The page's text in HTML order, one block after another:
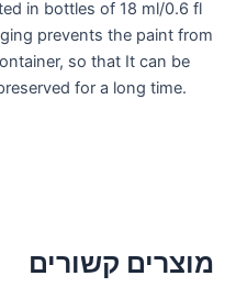
in bottles of 18 ml/0.6 fl
prevents the paint from
so that It can be
for a long time.
מוצרים קשורים